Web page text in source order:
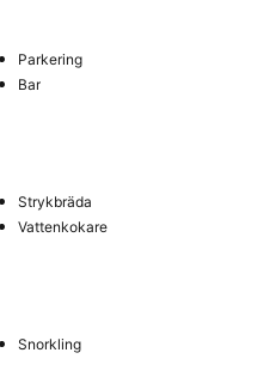
Parkering
Bar
Strykbräda
Vattenkokare
Snorkling